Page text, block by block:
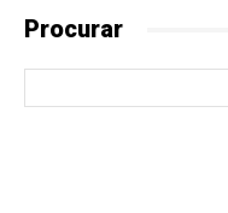
Procurar